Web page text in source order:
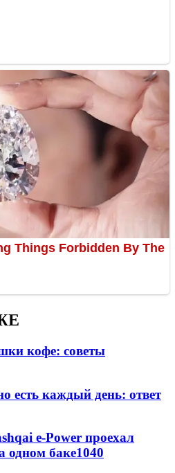
кофе: советы
есть каждый день: ответ
e-Power проехал
одном баке1040